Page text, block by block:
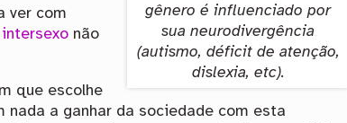
gênero é influenciado por
sua neurodivergência
(autismo, déficit de atenção,
dislexia, etc).
ver com
não
que escolhe
nada a ganhar da sociedade com esta